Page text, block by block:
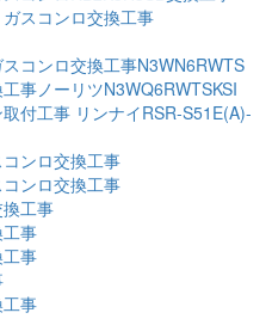
スコンロ交換工事
コンロ交換工事N3WN6RWTS
事ノーリツN3WQ6RWTSKSI
付工事 リンナイRSR-S51E(A)-
ンロ交換工事
ンロ交換工事
工事
事
事
事